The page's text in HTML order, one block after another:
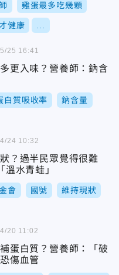
雞蛋最多吃幾顆
健康
更入味？營養師：鈉含
白質吸收率 鈉含量
25 16:41
？過半民眾覺得很難
溫水青蛙」
會 國號 維持現狀
24 10:32
蛋白質？營養師：「破
傷血管
20 11:02